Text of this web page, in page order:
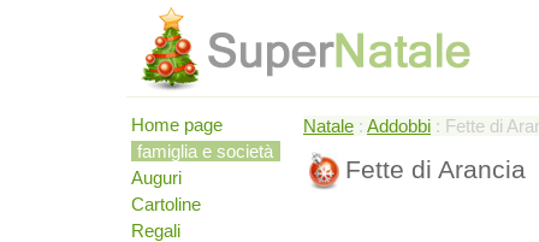
Home page
famiglia e società
Auguri
Cartoline
Regali
Natale : Addobbi : Fette di
Fette di Arancia